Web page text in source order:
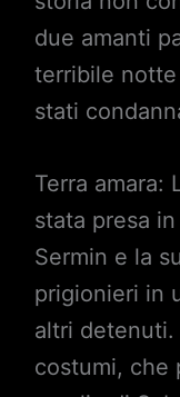
due amanti
terribile
stati
Terra amara:
stata presa
Sermin e la
prigionieri in
altri
costumi, che